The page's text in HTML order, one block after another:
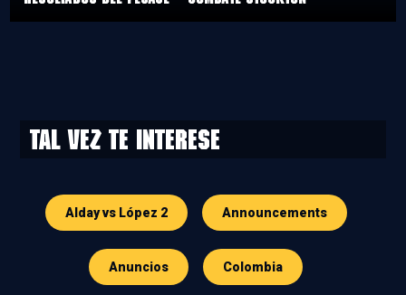
Tal vez te interese
Alday vs López 2 Announcements
Anuncios Colombia